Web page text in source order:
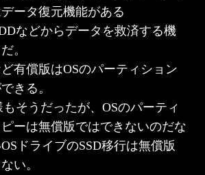
データ復元機能がある
などからデータを救済する機
。
有償版はOSのパーティション
きる。
もそうだったが、OSのパーティ
ーは無償版ではできないのだな
ドライブのSSD移行は無償版
い。